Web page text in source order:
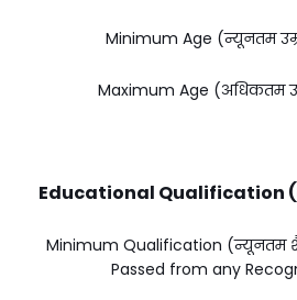
Minimum Age (न्यूनतम
Maximum Age (अधिकतम
Educational Qualification
Minimum Qualification (न्यूनतम
Passed from any